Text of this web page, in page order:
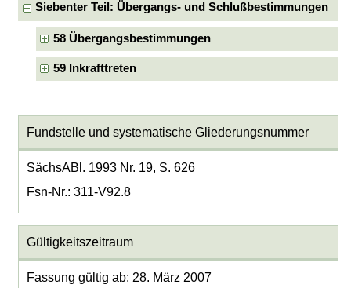
Siebenter Teil: Übergangs- und Schlußbestimmungen
58 Übergangsbestimmungen
59 Inkrafttreten
Fundstelle und systematische Gliederungsnummer
SächsABl. 1993 Nr. 19, S. 626
Fsn-Nr.: 311-V92.8
Gültigkeitszeitraum
Fassung gültig ab: 28. März 2007